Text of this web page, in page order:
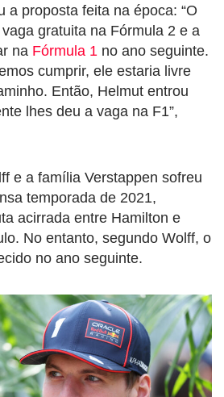
a proposta feita na época: “O
gratuita na Fórmula 2 e a
na Fórmula 1 no ano seguinte.
cumprir, ele estaria livre
Então, Helmut entrou
lhes deu a vaga na F1”,
e a família Verstappen sofreu
temporada de 2021,
acirrada entre Hamilton e
No entanto, segundo Wolff, o
no ano seguinte.